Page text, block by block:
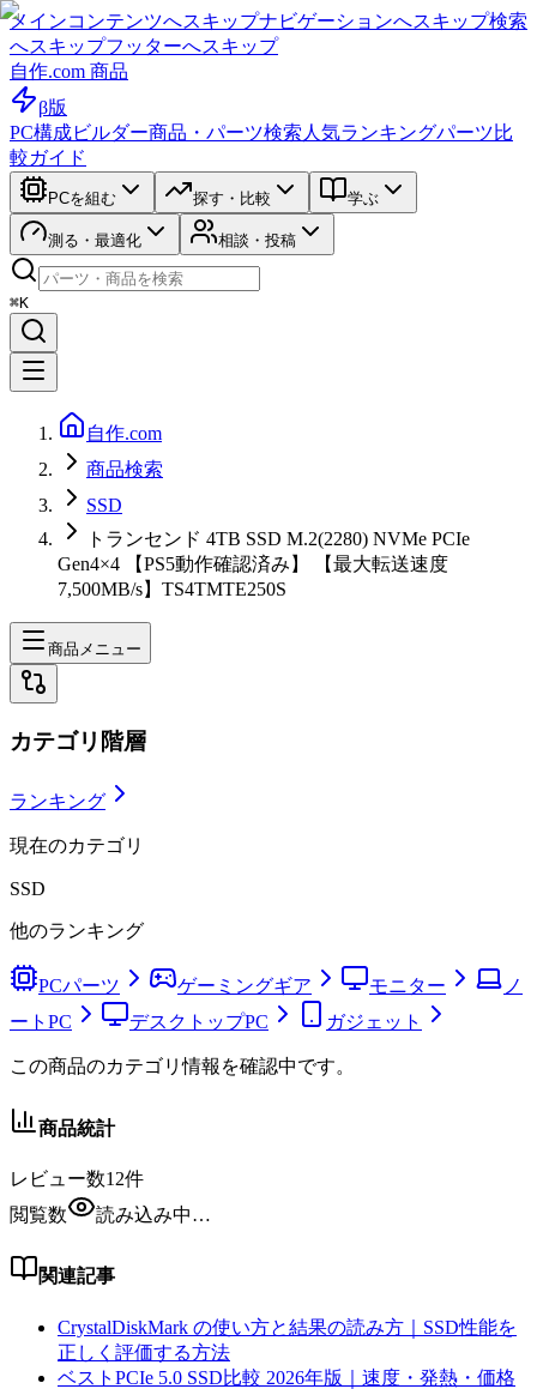
メインコンテンツへスキップナビゲーションへスキップ検索
へスキップフッターへスキップ
自作.com 商品
β版
PC構成ビルダー商品・パーツ検索 人気ランキングパーツ比
較ガイド
PCを組む 探す・比較 学ぶ
測る・最適化 相談・投稿
⌘K
自作.com
商品検索
SSD
トランセンド 4TB SSD M.2(2280) NVMe PCIe
Gen4×4 【PS5動作確認済み】 【最大転送速度
7,500MB/s】TS4TMTE250S
商品メニュー
カテゴリ階層
ランキング
現在のカテゴリ
SSD
他のランキング
PCパーツ ゲーミングギア モニター
ノ
ートPC
デスクトップPC ガジェット
この商品のカテゴリ情報を確認中です。
商品統計
レビュー数12件
閲覧数
読み込み中…
関連記事
CrystalDiskMark の使い方と結果の読み方｜SSD性能を
正しく評価する方法
ベストPCIe 5.0 SSD比較 2026年版｜速度・発熱・価格